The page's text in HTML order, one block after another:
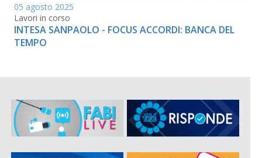
05 agosto 2025
Lavori in corso
INTESA SANPAOLO - FOCUS ACCORDI: BANCA DEL
TEMPO